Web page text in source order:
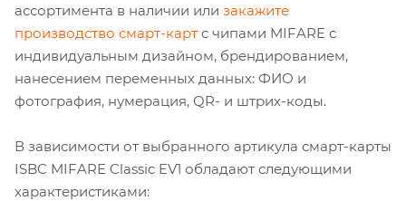
ассортимента в наличии или закажите
производство смарт-карт с чипами MIFARE с
индивидуальным дизайном, брендированием,
нанесением переменных данных: ФИО и
фотография, нумерация, QR- и штрих-коды.
В зависимости от выбранного артикула смарт-карты
ISBC MIFARE Classic EV1 обладают следующими
характеристиками: